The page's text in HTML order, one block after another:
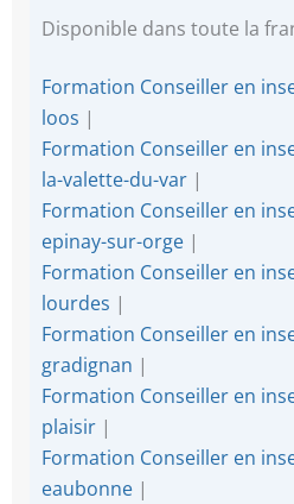
Disponible dans toute la
Formation Conseiller en
loos |
Formation Conseiller en
la-valette-du-var |
Formation Conseiller en
epinay-sur-orge |
Formation Conseiller en
lourdes |
Formation Conseiller en
gradignan |
Formation Conseiller en
plaisir |
Formation Conseiller en
eaubonne |